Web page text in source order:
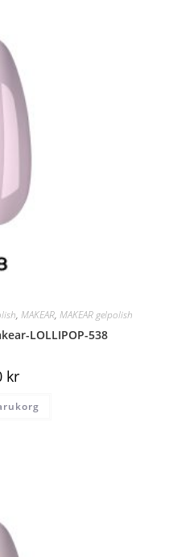
, MAKEAR, MAKEAR gelpolish
LOLLIPOP-538
kr